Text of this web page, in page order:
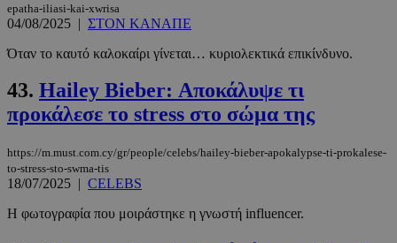
epatha-iliasi-kai-xwrisa
04/08/2025 | ΣΤΟΝ ΚΑΝΑΠΕ
Όταν το καυτό καλοκαίρι γίνεται… κυριολεκτικά επικίνδυνο.
43. Hailey Bieber: Αποκάλυψε τι
προκάλεσε το stress στο σώμα της
https://m.must.com.cy/gr/people/celebs/hailey-bieber-apokalypse-ti-prokalese-
to-stress-sto-swma-tis
18/07/2025 | CELEBS
Η φωτογραφία που μοιράστηκε η γνωστή influencer.